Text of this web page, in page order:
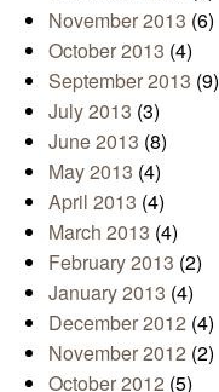
November 2013 (6)
October 2013 (4)
September 2013 (9)
July 2013 (3)
June 2013 (8)
May 2013 (4)
April 2013 (4)
March 2013 (4)
February 2013 (2)
January 2013 (4)
December 2012 (4)
November 2012 (2)
October 2012 (5)